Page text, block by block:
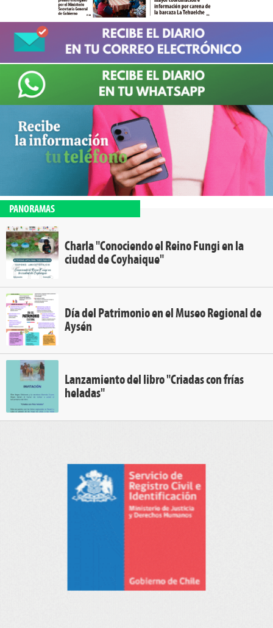
PANORAMAS
Charla "Conociendo el Reino Fungi en la
ciudad de Coyhaique"
Día del Patrimonio en el Museo Regional de
Aysén
Lanzamiento del libro "Criadas con frías
heladas"